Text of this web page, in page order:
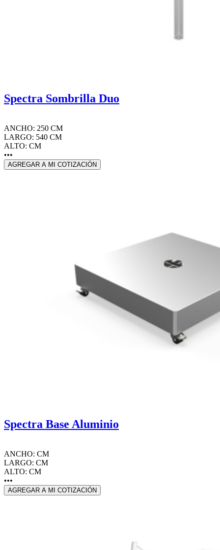
Spectra Sombrilla Duo
ANCHO: 250 CM
LARGO: 540 CM
ALTO: CM
•••
AGREGAR A MI COTIZACIÓN
Spectra Base Aluminio
ANCHO: CM
LARGO: CM
ALTO: CM
•••
AGREGAR A MI COTIZACIÓN